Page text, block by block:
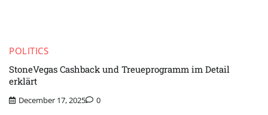
POLITICS
StoneVegas Cashback und Treueprogramm im Detail
erklärt
December 17, 2025 0